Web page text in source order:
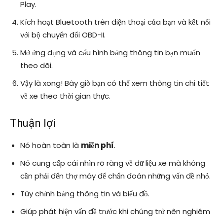
Play.
Kích hoạt Bluetooth trên điện thoại của bạn và kết nối
với bộ chuyển đổi OBD-II.
Mở ứng dụng và cấu hình bảng thông tin bạn muốn
theo dõi.
Vậy là xong! Bây giờ bạn có thể xem thông tin chi tiết
về xe theo thời gian thực.
Thuận lợi
Nó hoàn toàn là miễn phí.
Nó cung cấp cái nhìn rõ ràng về dữ liệu xe mà không
cần phải đến thợ máy để chẩn đoán những vấn đề nhỏ.
Tùy chỉnh bảng thông tin và biểu đồ.
Giúp phát hiện vấn đề trước khi chúng trở nên nghiêm